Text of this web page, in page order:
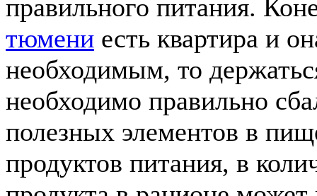
правильного питания.
тюмени есть квартира и
необходимым, то
необходимо правильно
полезных элементов в
продуктов питания, в